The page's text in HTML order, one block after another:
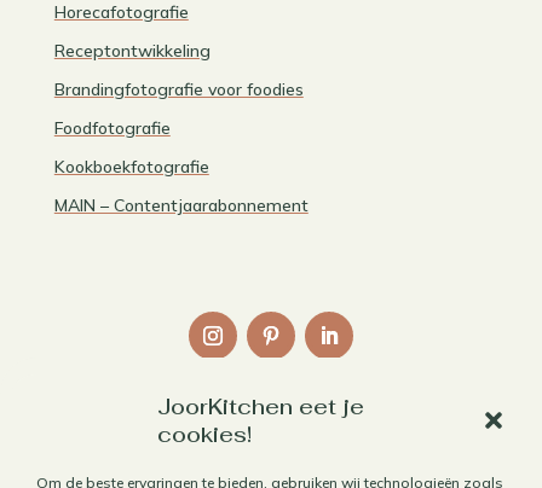
JoorKitchen eet je
cookies!
Om de beste ervaringen te bieden, gebruiken wij technologieën zoals
Horecafotografie
Receptontwikkeling
Brandingfotografie voor foodies
Foodfotografie
Kookboekfotografie
MAIN – Contentjaarabonnement